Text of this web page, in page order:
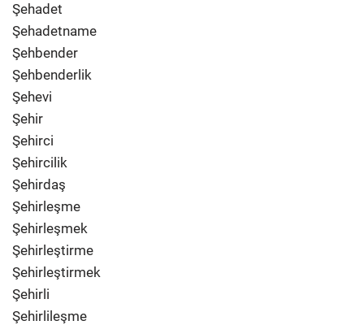
Şehadet
Şehadetname
Şehbender
Şehbenderlik
Şehevi
Şehir
Şehirci
Şehircilik
Şehirdaş
Şehirleşme
Şehirleşmek
Şehirleştirme
Şehirleştirmek
Şehirli
Şehirlileşme